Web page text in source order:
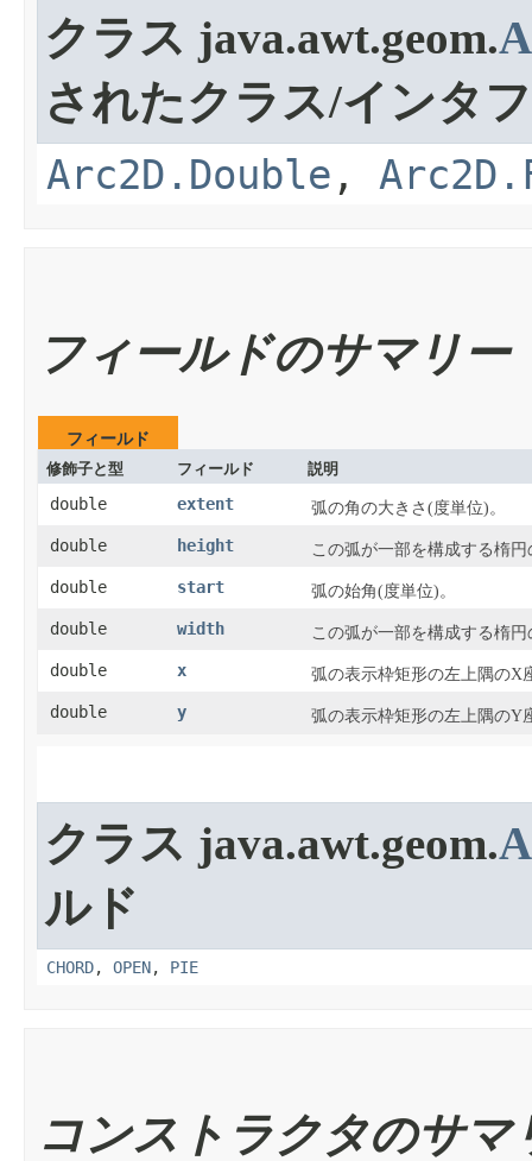
クラス java.awt.geom.
されたクラス/インタ
Arc2D.Double ,
フィールドのサマリー
フィールド
修飾子と型
フィールド 説明
double extent 弧の角の大きさ(度単位)。
double height この弧が一部を構成する楕
double start 弧の始角(度単位)。
double width この弧が一部を構成する楕
double x 弧の表示枠矩形の左上隅のX
double y 弧の表示枠矩形の左上隅のY
クラス java.awt.geom.
ルド
CHORD, OPEN, PIE
コンストラクタのサマ